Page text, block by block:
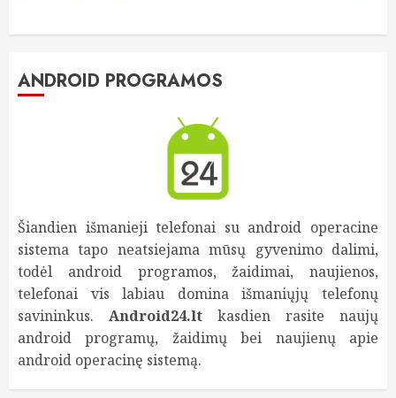
ANDROID PROGRAMOS
Šiandien išmanieji telefonai su android operacine
sistema tapo neatsiejama mūsų gyvenimo dalimi,
todėl android programos, žaidimai, naujienos,
telefonai vis labiau domina išmaniųjų telefonų
savininkus. Android24.lt kasdien rasite naujų
android programų, žaidimų bei naujienų apie
android operacinę sistemą.